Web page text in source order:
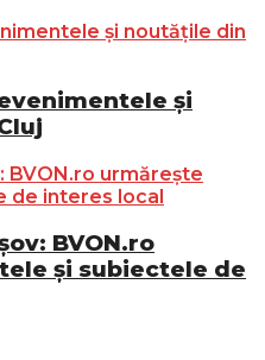
și
BVON.ro
și subiectele de